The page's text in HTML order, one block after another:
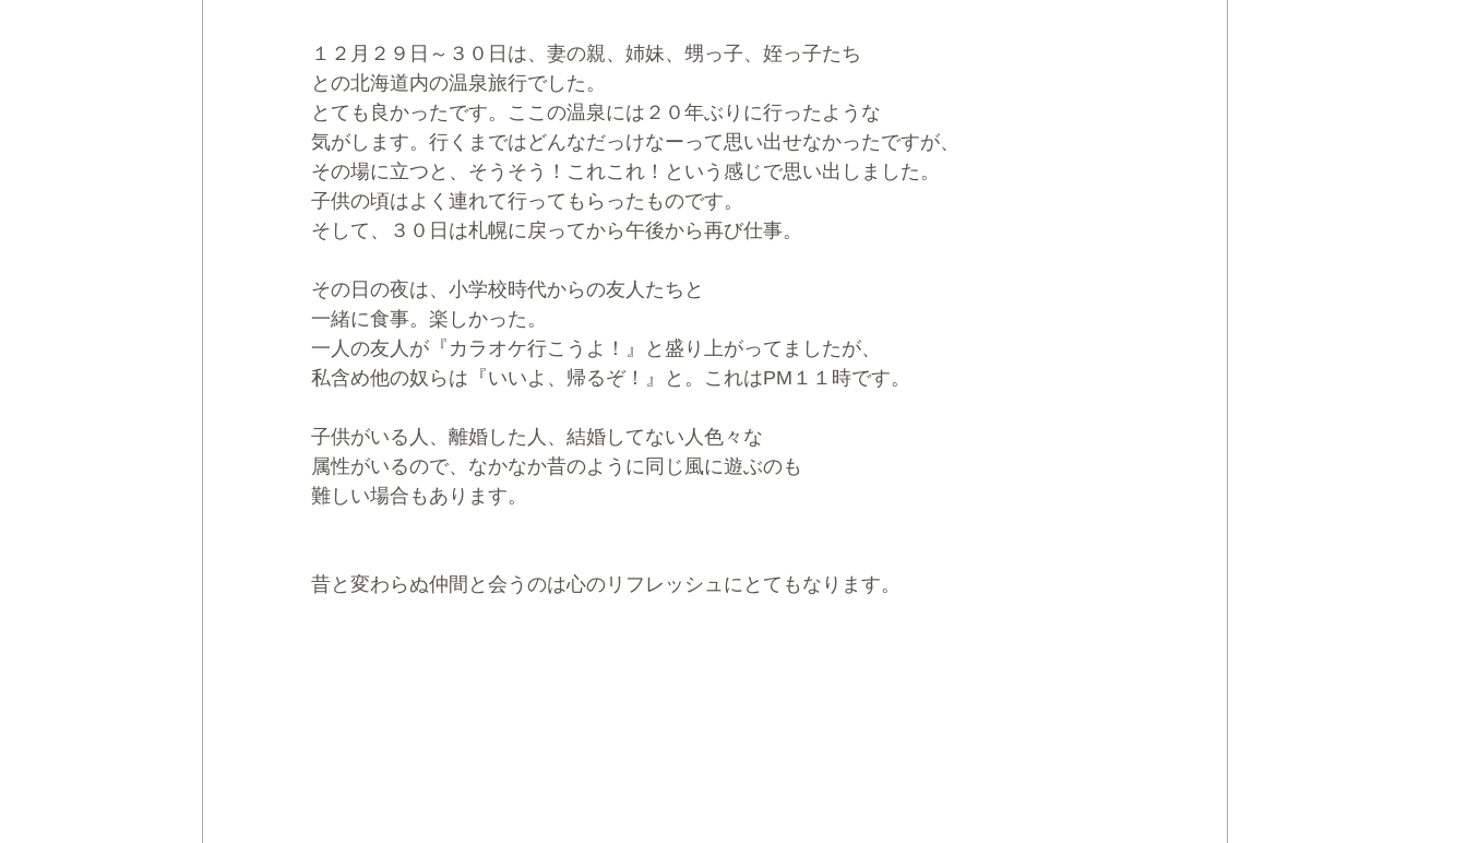
１２月２９日～３０日は、妻の親、姉妹、甥っ子、姪っ子たち
との北海道内の温泉旅行でした。
とても良かったです。ここの温泉には２０年ぶりに行ったような
気がします。行くまではどんなだっけなーって思い出せなかったですが、
その場に立つと、そうそう！これこれ！という感じで思い出しました。
子供の頃はよく連れて行ってもらったものです。
そして、３０日は札幌に戻ってから午後から再び仕事。
その日の夜は、小学校時代からの友人たちと
一緒に食事。楽しかった。
一人の友人が『カラオケ行こうよ！』と盛り上がってましたが、
私含め他の奴らは『いいよ、帰るぞ！』と。これはPM１１時です。
子供がいる人、離婚した人、結婚してない人色々な
属性がいるので、なかなか昔のように同じ風に遊ぶのも
難しい場合もあります。
昔と変わらぬ仲間と会うのは心のリフレッシュにとてもなります。